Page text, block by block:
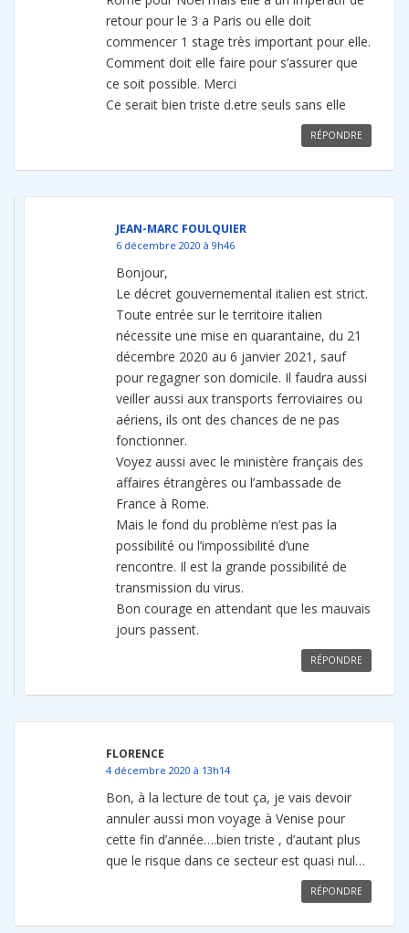
retour pour le 3 a Paris ou elle doit
commencer 1 stage très important pour elle.
Comment doit elle faire pour s’assurer que
ce soit possible. Merci
Ce serait bien triste d.etre seuls sans elle
RÉPONDRE
JEAN-MARC FOULQUIER
6 décembre 2020 à 9h46
Bonjour,
Le décret gouvernemental italien est strict.
Toute entrée sur le territoire italien
nécessite une mise en quarantaine, du 21
décembre 2020 au 6 janvier 2021, sauf
pour regagner son domicile. Il faudra aussi
veiller aussi aux transports ferroviaires ou
aériens, ils ont des chances de ne pas
fonctionner.
Voyez aussi avec le ministère français des
affaires étrangères ou l’ambassade de
France à Rome.
Mais le fond du problème n’est pas la
possibilité ou l’impossibilité d’une
rencontre. Il est la grande possibilité de
transmission du virus.
Bon courage en attendant que les mauvais
jours passent.
RÉPONDRE
FLORENCE
4 décembre 2020 à 13h14
Bon, à la lecture de tout ça, je vais devoir
annuler aussi mon voyage à Venise pour
cette fin d’année….bien triste , d’autant plus
que le risque dans ce secteur est quasi nul…
RÉPONDRE